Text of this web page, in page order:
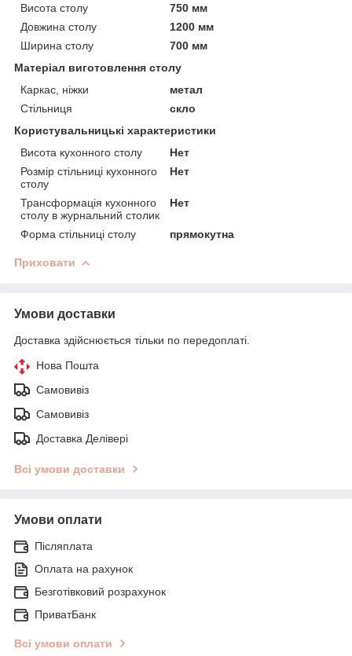
Висота столу
750 мм
Довжина столу
1200 мм
Ширина столу
700 мм
Матеріал виготовлення столу
Каркас, ніжки
метал
Стільниця
скло
Користувальницькі характеристики
Висота кухонного столу
Нет
Розмір стільниці кухонного
столу
Нет
Трансформація кухонного
столу в журнальний столик
Нет
Форма стільниці столу прямокутна
Приховати
Умови доставки
Доставка здійснюється тільки по передоплаті.
Нова Пошта
Самовивіз
Самовивіз
Доставка Делівері
Всі умови доставки
Умови оплати
Післяплата
Оплата на рахунок
Безготівковий розрахунок
ПриватБанк
Всі умови оплати